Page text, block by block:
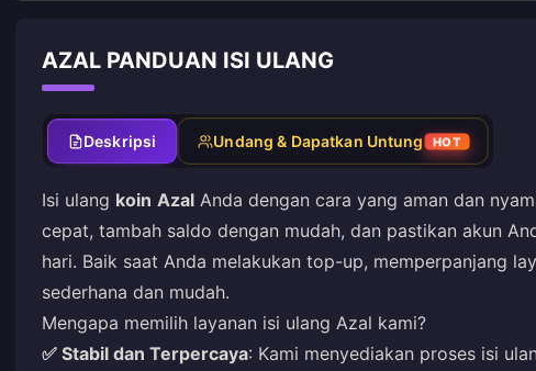
AZAL PANDUAN ISI ULANG
Deskripsi Undang & Dapatkan Untung HOT
Isi ulang koin Azal Anda dengan cara yang aman dan
cepat, tambah saldo dengan mudah, dan pastikan akun
hari. Baik saat Anda melakukan top-up, memperpanjang
sederhana dan mudah.
Mengapa memilih layanan isi ulang Azal kami?
✅ Stabil dan Terpercaya: Kami menyediakan proses isi